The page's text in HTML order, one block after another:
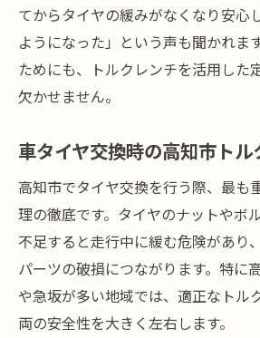
てからタイヤの緩みがなくなり安心
ようになった」という声も聞かれま
ためにも、トルクレンチを活用した
欠かせません。
車タイヤ交換時の高知市トル
高知市でタイヤ交換を行う際、最も
理の徹底です。タイヤのナットやボ
不足すると走行中に緩む危険があり
パーツの破損につながります。特に
や急坂が多い地域では、適正なトル
両の安全性を大きく左右します。